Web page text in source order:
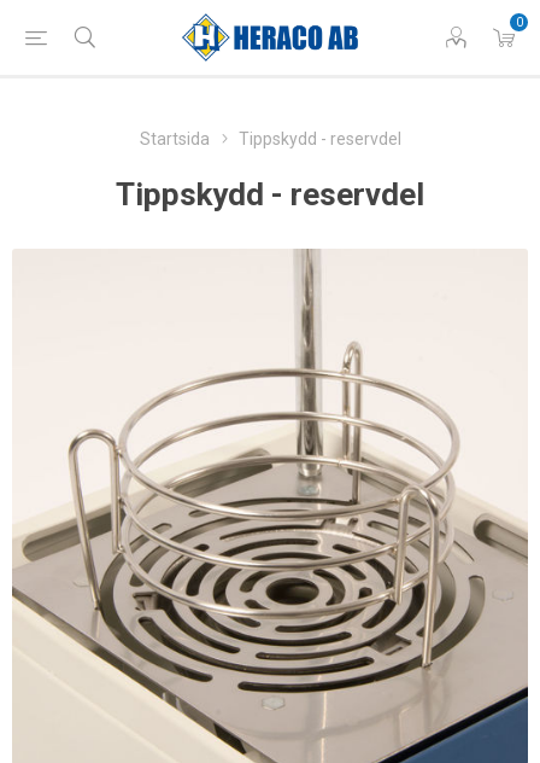
0
Startsida Tippskydd - reservdel
Tippskydd - reservdel